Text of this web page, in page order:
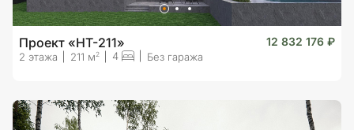
Проект «HT-211» 12 832 176 ₽
2 этажа 211 м 2 4 Без гаража